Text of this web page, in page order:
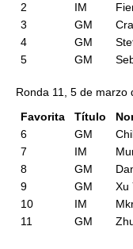
2
IM
3
GM
4
GM
5
GM
Ronda 11, 5 de marzo
Favorita
Título
6
GM
7
IM
8
GM
9
GM Xu
10
IM
11
GM